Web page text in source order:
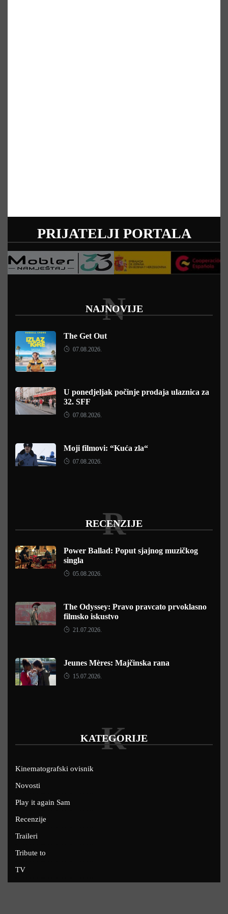
PRIJATELJI PORTALA
NAJNOVIJE
N
The Get Out
07.08.2026.
U ponedjeljak počinje prodaja ulaznica za
32. SFF
07.08.2026.
Moji filmovi: “Kuća zla“
07.08.2026.
RECENZIJE
R
Power Ballad: Poput sjajnog muzičkog
singla
05.08.2026.
The Odyssey: Pravo pravcato prvoklasno
filmsko iskustvo
21.07.2026.
Jeunes Mères: Majčinska rana
15.07.2026.
KATEGORIJE
K
Kinematografski ovisnik
Novosti
Play it again Sam
Recenzije
Traileri
Tribute to
TV